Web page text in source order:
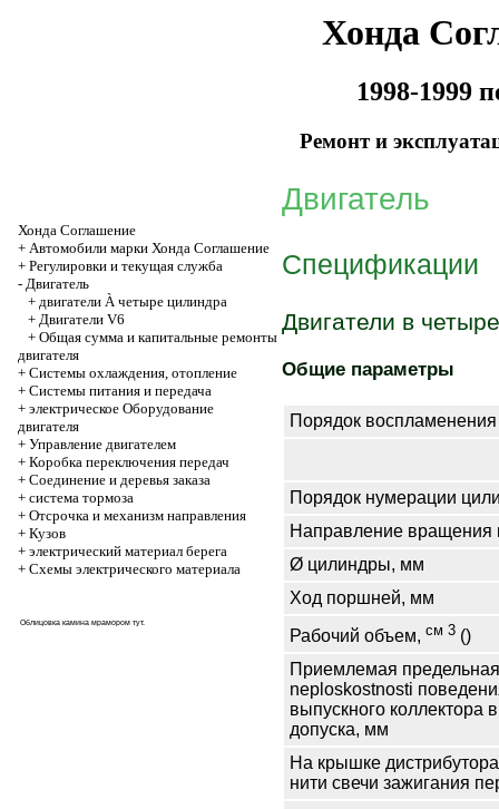
Хонда
1998-1999
Ремонт и
Хонда Соглашение
+ Автомобили марки Хонда Соглашение
+ Регулировки и текущая служба
- Двигатель
+ двигатели À четыре цилиндра
+ Двигатели V6
+ Общая сумма и капитальные ремонты
двигателя
+ Системы охлаждения, отопление
+ Системы питания и передача
+ электрическое Оборудование
двигателя
+ Управление двигателем
+ Коробка переключения передач
+ Соединение и деревья заказа
+ система тормоза
+ Отсрочка и механизм направления
+ Кузов
+ электрический материал берега
+ Схемы электрического материала
Облицовка камина мрамором тут.
Двигатель
Спецификации
Двигатели в
Общие параметры
Порядок воспламенения
Порядок нумерации
Направление вращения
Ø цилиндры, мм
Ход поршней, мм
Рабочий объем, см 3 ()
Приемлемая
neploskostnosti
выпускного коллектора
допуска, мм
На крышке
нити свечи зажигания